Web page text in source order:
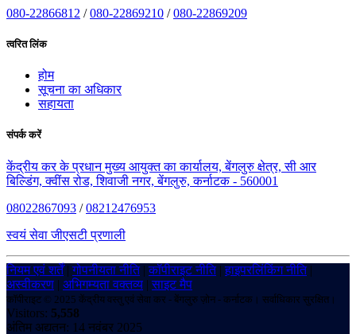
080-22866812 /080-22869210 /080-22869209
त्वरित लिंक
होम
सूचना का अधिकार
सहायता
संपर्क करें
केंद्रीय कर के प्रधान मुख्य आयुक्त का कार्यालय, बेंगलुरु क्षेत्र, सी आर
बिल्डिंग, क्वींस रोड, शिवाजी नगर, बेंगलुरु, कर्नाटक - 560001
08022867093 /08212476953
स्वयं सेवा जीएसटी प्रणाली
नियम एवं शर्तें|गोपनीयता नीति|कॉपीराइट नीति|हाइपरलिंकिंग नीति|
अस्वीकरण | अभिगम्यता वक्तव्य |साइट मैप
कॉपीराइट © 2025 केंद्रीय वस्तु एवं सेवा कर - बेंगलुरु ज़ोन - कर्नाटक। सर्वाधिकार सुरक्षित।
Visitors: 5,558
अंतिम अद्यतन: 14 नवंबर 2025